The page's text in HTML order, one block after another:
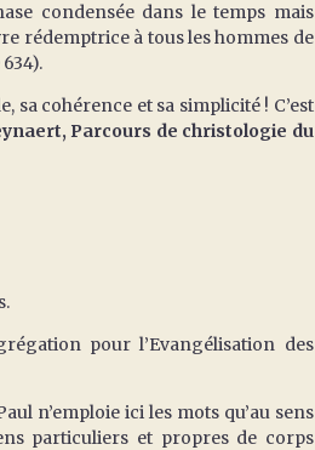
condensée dans le temps mais
rédemptrice à tous les hommes de
cohérence et sa simplicité ! C’est
Parcours de christologie du
pour l’Evangélisation des
n’emploie ici les mots qu’au sens
particuliers et propres de corps